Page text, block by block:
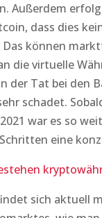
Außerdem
dass dies
können
die virtuelle
der Tat bei den
schadet.
war es so
eine
sich aktuell